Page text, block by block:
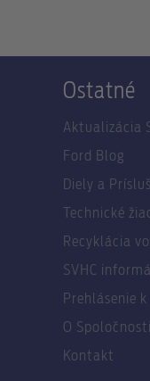
Ostatné
Aktualizácia
Ford Blog
Diely a
Technické
Recyklácia
SVHC
Prehlásenie
O Spoločnosti
Kontakt